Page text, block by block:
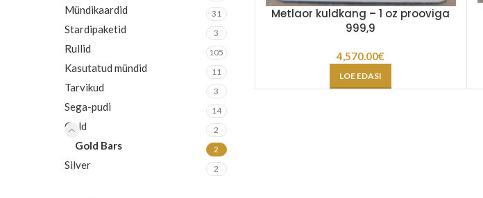
Mündikaardid 31
Stardipaketid 3
Rullid 105
Kasutatud mündid 11
Tarvikud 3
Sega-pudi 14
Gold 2
Gold Bars 2
Silver 2
Metlaor kuldkang – 1 oz prooviga
999,9
4,570.00€
LOE EDASI